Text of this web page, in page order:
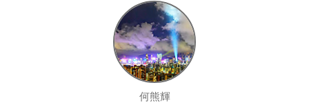
何熊輝